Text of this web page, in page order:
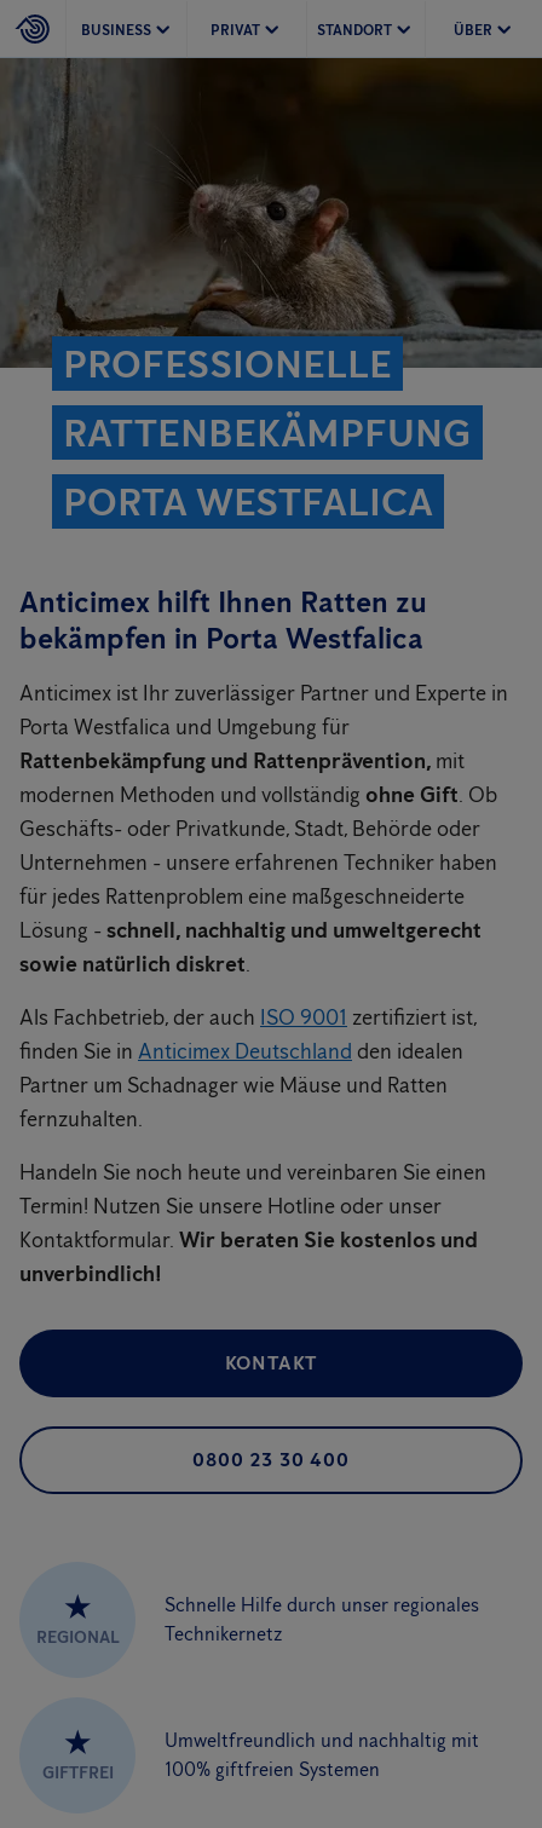
BUSINESS PRIVAT STANDORT ÜBER
PROFESSIONELLE
RATTEN­BEKÄMPFUNG
PORTA WESTFALICA
Anticimex hilft Ihnen Ratten zu
bekämpfen in Porta Westfalica
Anticimex ist Ihr zuverlässiger Partner und Experte in
Porta Westfalica und Umgebung für
Rattenbekämpfung und Rattenprävention, mit
modernen Methoden und vollständig ohne Gift. Ob
Geschäfts- oder Privatkunde, Stadt, Behörde oder
Unternehmen - unsere erfahrenen Techniker haben
für jedes Rattenproblem eine maßgeschneiderte
Lösung - schnell, nachhaltig und umweltgerecht
sowie natürlich diskret.
Als Fachbetrieb, der auch ISO 9001 zertifiziert ist,
finden Sie in Anticimex Deutschland den idealen
Partner um Schadnager wie Mäuse und Ratten
fernzuhalten.
Handeln Sie noch heute und vereinbaren Sie einen
Termin! Nutzen Sie unsere Hotline oder unser
Kontaktformular. Wir beraten Sie kostenlos und
unverbindlich!
KONTAKT
0800 23 30 400
★
REGIONAL
Schnelle Hilfe durch unser regionales
Technikernetz
★
GIFTFREI
Umweltfreundlich und nachhaltig mit
100% giftfreien Systemen